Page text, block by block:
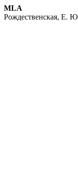
MLA
Рождественская, Е.